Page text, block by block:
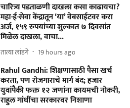
चारित्र्य पडताळणी दाखला कसा काढायचा?
महा-ई-सेवा केंद्रातून ‘या’ वेबसाईटवर करा
अर्ज, १५९ रुपयांच्या शुल्कात ७ दिवसांत
मिळेल दाखला, वाचा...
तात्या लांडगे 19 hours ago
Rahul Gandhi: शिक्षणासाठी पैसा खर्च
करता, पण रोजगाराचे मार्ग बंद; हजार
युवांपैकी फक्त १२ जणांना कायमची नोकरी,
राहुल गांधींचा सरकारवर निशाणा